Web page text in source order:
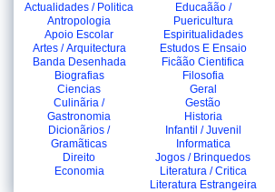
Actualidades / Politica
Antropologia
Apoio Escolar
Artes / Arquitectura
Banda Desenhada
Biografias
Ciencias
Culinãria /
Gastronomia
Dicionãrios /
Gramãticas
Direito
Economia
Educaãão /
Puericultura
Espiritualidades
Estudos E Ensaio
Ficãão Cientifica
Filosofia
Geral
Gestão
Historia
Infantil / Juvenil
Informatica
Jogos / Brinquedos
Literatura / Critica
Literatura Estrangeira